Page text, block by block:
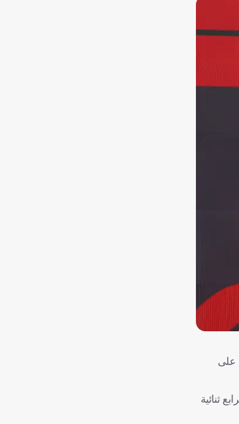
1، اليوم الأحد متفوقا على
سائق مرسيدس منصة التتويج في اليوم الذي احتفلت فيه ماكلارين بانتصارها الـ200 في فورمولا 1 وبرابع ثنائية